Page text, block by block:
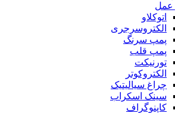
عمل
اتوکلاو
الکتروسرجری
پمپ سرنگ
پمپ قلب
تورنیکت
الکتروکوتر
چراغ سیالیتیک
سینک اسکراب
کاپنوگراف